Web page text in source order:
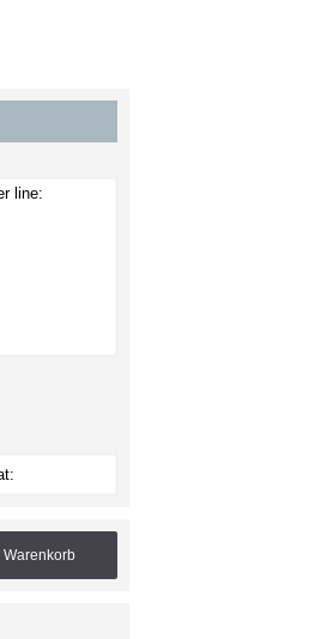
Warenkorb